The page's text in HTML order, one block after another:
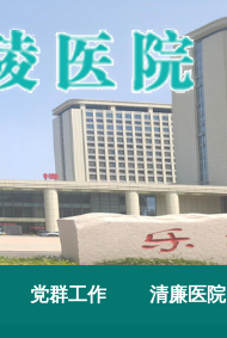
党群工作 清廉医院